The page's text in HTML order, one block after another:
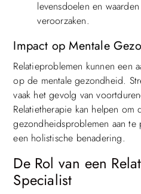
levensdoelen en
veroorzaken.
Impact op Mentale
Relatieproblemen kunnen een
op de mentale gezondheid.
vaak het gevolg van
Relatietherapie kan helpen om
gezondheidsproblemen aan
een holistische benadering.
De Rol van een
Specialist